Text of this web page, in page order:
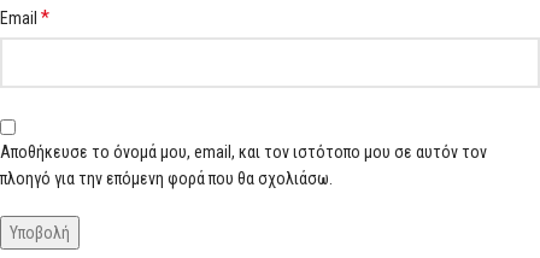
Email *
Αποθήκευσε το όνομά μου, email, και τον ιστότοπο μου σε αυτόν τον
πλοηγό για την επόμενη φορά που θα σχολιάσω.